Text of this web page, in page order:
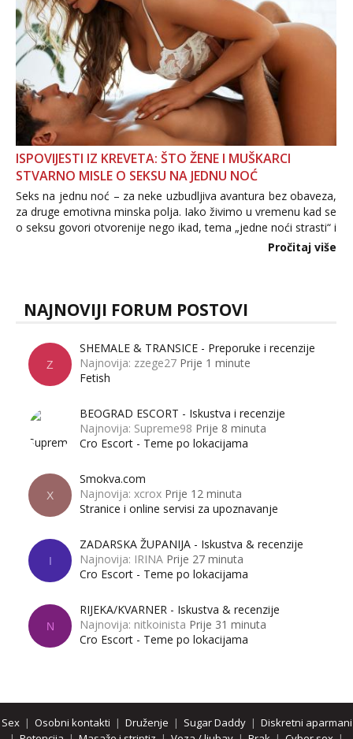
ISPOVIJESTI IZ KREVETA: ŠTO ŽENE I MUŠKARCI
STVARNO MISLE O SEKSU NA JEDNU NOĆ
Seks na jednu noć – za neke uzbudljiva avantura bez obaveza,
za druge emotivna minska polja. Iako živimo u vremenu kad se
o seksu govori otvorenije nego ikad, tema „jedne noći strasti“ i
dalje izaziva burne rasprave. Što zapravo misle žene, a što
Pročitaj više
NAJNOVIJI FORUM POSTOVI
Z
SHEMALE & TRANSICE - Preporuke i recenzije
Najnovija: zzege27 Prije 1 minute
Fetish
BEOGRAD ESCORT - Iskustva i recenzije
Najnovija: Supreme98 Prije 8 minuta
Cro Escort - Teme po lokacijama
X
Smokva.com
Najnovija: xcrox Prije 12 minuta
Stranice i online servisi za upoznavanje
I
ZADARSKA ŽUPANIJA - Iskustva & recenzije
Najnovija: IRINA Prije 27 minuta
Cro Escort - Teme po lokacijama
N
RIJEKA/KVARNER - Iskustva & recenzije
Najnovija: nitkoinista Prije 31 minuta
Cro Escort - Teme po lokacijama
Sex| Osobni kontakti | Druženje | Sugar Daddy| Diskretni aparmani